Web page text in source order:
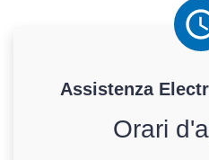
Assistenza
Orari